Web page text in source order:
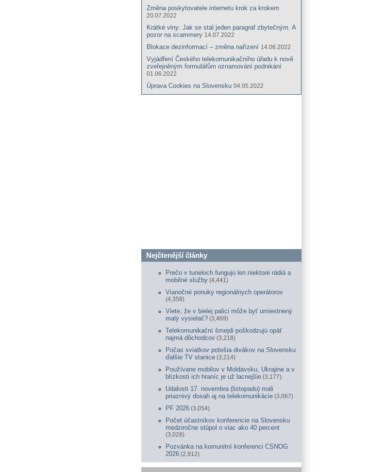
Změna poskytovatele internetu krok za krokem
20.07.2022
Krátké vlny: Jak se stal jeden paragraf zbytečným. A
pozor na scammery 14.07.2022
Blokace dezinformací – změna nařízení 14.06.2022
Vyjádření Českého telekomunikačního úřadu k nově
zveřejněným formulářům oznamování podnikání
01.06.2022
Úprava Cookies na Slovensku 04.05.2022
Nejčtenější články
Prečo v tuneloch fungujú len niektoré rádiá a
mobilné služby (4,441)
Vianočné ponuky regionálnych operátorov
(4,358)
Viete, že v bielej palici môže byť umiestnený
malý vysielač? (3,469)
Telekomunikační šmejdi poškodzujú opäť
najmä dôchodcov (3,218)
Počas sviatkov potešia divákov na Slovensku
ďalšie TV stanice (3,214)
Používane mobilov v Moldavsku, Ukrajine a v
blízkosti ich hraníc je už lacnejšie (3,177)
Udalosti 17. novembra (listopadu) mali
priaznivý dosah aj na telekomunikácie (3,067)
PF 2026 (3,054)
Počet účastníkov konferencie na Slovensku
medziročne stúpol o viac ako 40 percent
(3,028)
Pozvánka na komunitní konferenci CSNOG
2026 (2,912)